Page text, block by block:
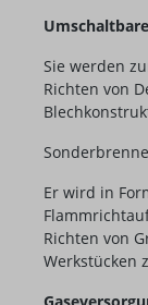
Sie werden
Richten von
Er wird in
Richten von
Werkstücken